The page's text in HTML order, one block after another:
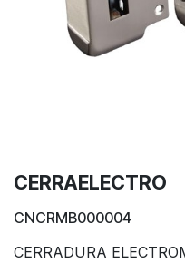
CERRAELECTRO
CNCRMB000004
CERRADURA